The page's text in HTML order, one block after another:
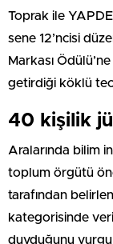
Toprak ile
sene 12’ncisi
Markası
getirdiği köklü
40 kişilik
Aralarında bilim
toplum örgütü
tarafından
kategorisinde
duyduğunu